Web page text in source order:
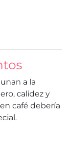
a la
calidez y
café debería